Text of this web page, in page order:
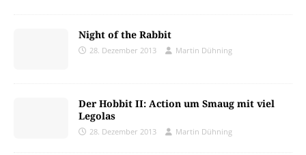
Night of the Rabbit
28. Dezember 2013 Martin Dühning
Der Hobbit II: Action um Smaug mit viel
Legolas
28. Dezember 2013 Martin Dühning